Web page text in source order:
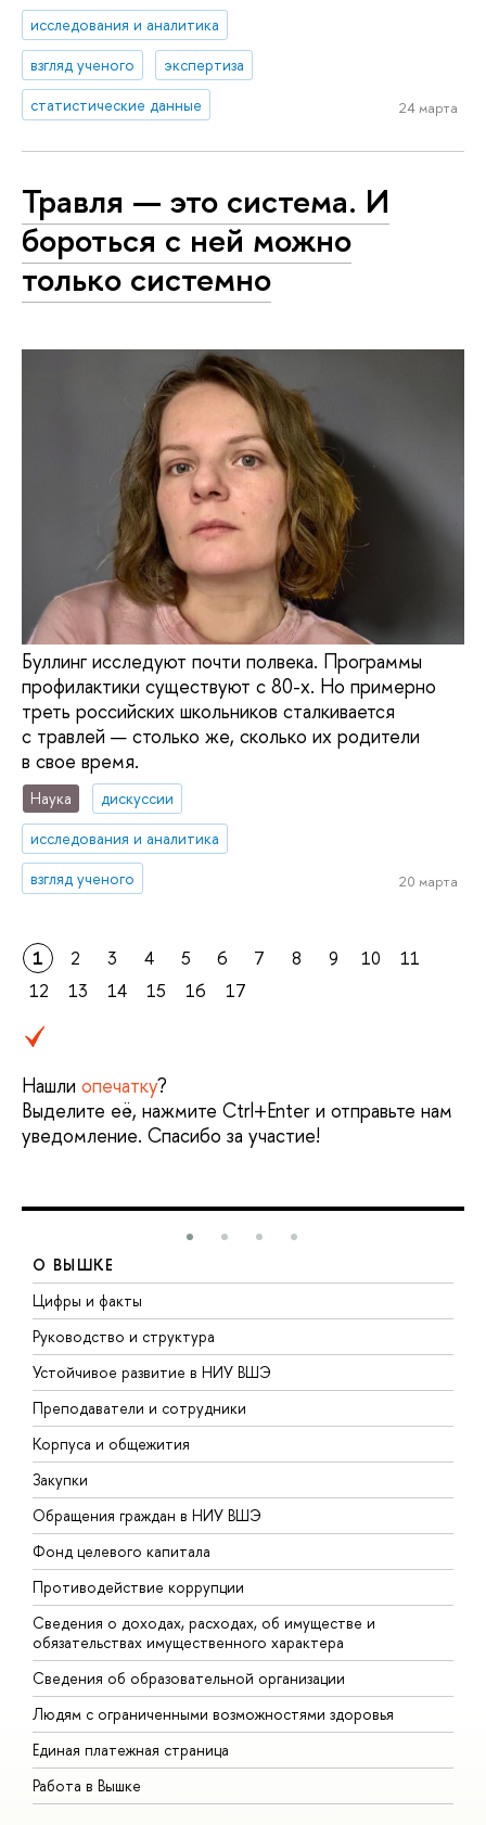
исследования и аналитика
взгляд ученого
экспертиза
статистические данные
24 марта
Травля — это система. И
бороться с ней можно
только системно
Буллинг исследуют почти полвека. Программы
профилактики существуют с 80-х. Но примерно
треть российских школьников сталкивается
с травлей — столько же, сколько их родители
в свое время.
Наука
дискуссии
исследования и аналитика
взгляд ученого
20 марта
1 2 3 4 5 6 7 8 9 10
11
12
13 14 15 16 17
Нашли опечатку?
Выделите её, нажмите Ctrl+Enter и отправьте нам
уведомление. Спасибо за участие!
О ВЫШКЕ
Цифры и факты
Руководство и структура
Устойчивое развитие в НИУ ВШЭ
Преподаватели и сотрудники
Корпуса и общежития
Закупки
Обращения граждан в НИУ ВШЭ
Фонд целевого капитала
Противодействие коррупции
Сведения о доходах, расходах, об имуществе и
обязательствах имущественного характера
Сведения об образовательной организации
Людям с ограниченными возможностями здоровья
Единая платежная страница
Работа в Вышке